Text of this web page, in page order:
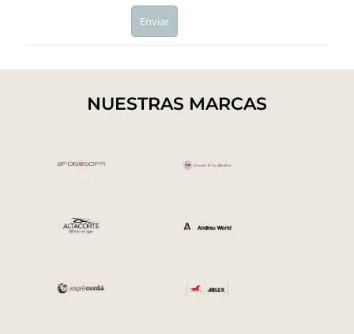
Enviar
NUESTRAS MARCAS